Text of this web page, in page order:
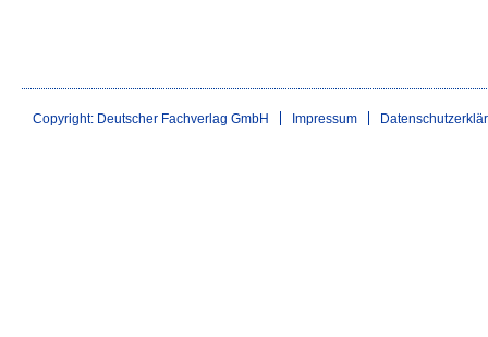
Copyright: Deutscher Fachverlag GmbH Impressum